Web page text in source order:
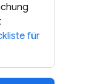
für